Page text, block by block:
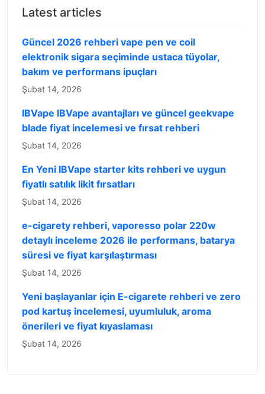
Latest articles
Güncel 2026 rehberi vape pen ve coil
elektronik sigara seçiminde ustaca tüyolar,
bakım ve performans ipuçları
Şubat 14, 2026
IBVape IBVape avantajları ve güncel geekvape
blade fiyat incelemesi ve fırsat rehberi
Şubat 14, 2026
En Yeni IBVape starter kits rehberi ve uygun
fiyatlı satılık likit fırsatları
Şubat 14, 2026
e-cigarety rehberi, vaporesso polar 220w
detaylı inceleme 2026 ile performans, batarya
süresi ve fiyat karşılaştırması
Şubat 14, 2026
Yeni başlayanlar için E-cigarete rehberi ve zero
pod kartuş incelemesi, uyumluluk, aroma
önerileri ve fiyat kıyaslaması
Şubat 14, 2026